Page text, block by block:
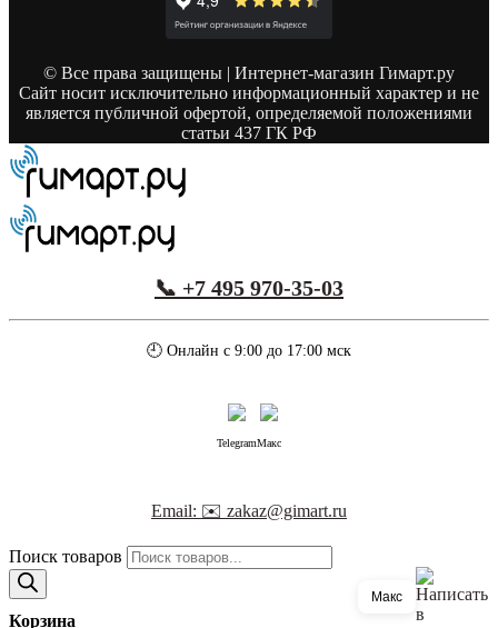
© Все права защищены | Интернет-магазин Гимарт.ру
Сайт носит исключительно информационный характер и не
является публичной офертой, определяемой положениями
статьи 437 ГК РФ
Макс
📞 +7 495 970-35-03
🕘 Онлайн с 9:00 до 17:00 мск
TelegramМакс
Email: ✉️ zakaz@gimart.ru
Поиск товаров
Корзина